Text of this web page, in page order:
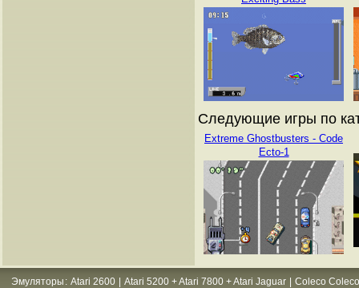
Следующие игры по
Extreme Ghostbusters - Code
Ecto-1
Эмуляторы : Atari 2600 Atari 5200 + Atari 7800 + Atari Jaguar
Coleco